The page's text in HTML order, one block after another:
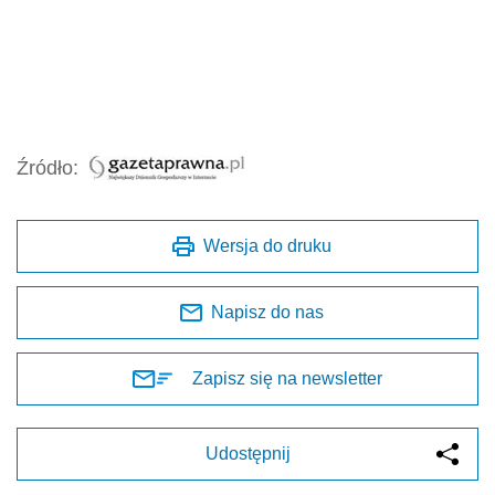
Źródło:
Wersja do druku
Napisz do nas
Zapisz się na newsletter
Udostępnij